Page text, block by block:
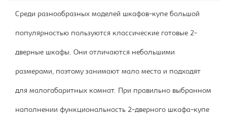
Среди разнообразных моделей шкафов-купе большой
популярностью пользуются классические готовые 2-
дверные шкафы. Они отличаются небольшими
размерами, поэтому занимают мало места и подходят
для малогабаритных комнат. При правильно выбранном
наполнении функциональность 2-дверного шкафа-купе